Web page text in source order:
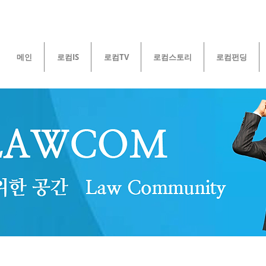
메인 로컴IS 로컴TV 로컴스토리 로컴펀딩